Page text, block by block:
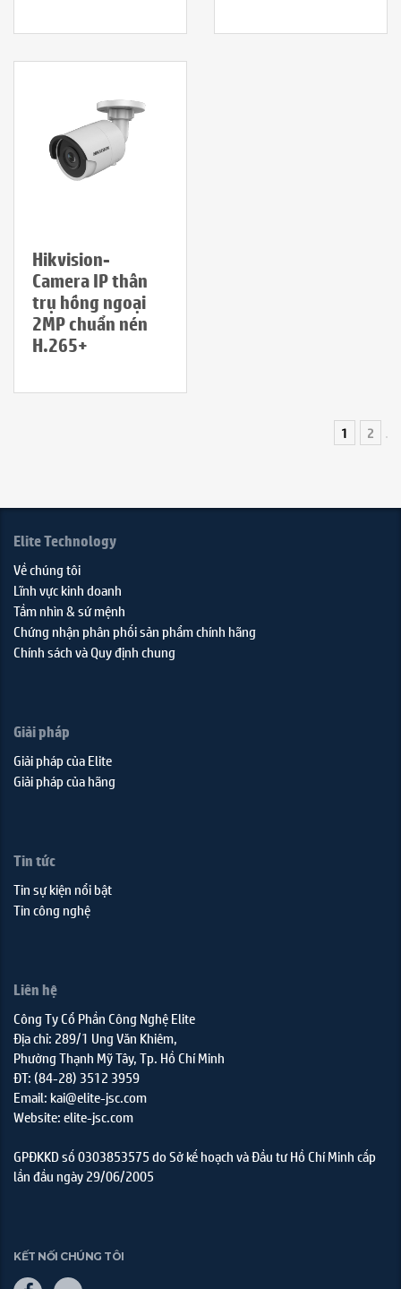
Hikvision-
Camera IP thân
trụ hồng ngoại
2MP chuẩn nén
H.265+
1 2
Elite Technology
Về chúng tôi
Lĩnh vực kinh doanh
Tầm nhìn & sứ mệnh
Chứng nhận phân phối sản phẩm chính hãng
Chính sách và Quy định chung
Giải pháp
Giải pháp của Elite
Giải pháp của hãng
Tin tức
Tin sự kiện nổi bật
Tin công nghệ
Liên hệ
Công Ty Cổ Phần Công Nghệ Elite
Địa chỉ: 289/1 Ung Văn Khiêm,
Phường Thạnh Mỹ Tây, Tp. Hồ Chí Minh
ĐT: (84-28) 3512 3959
Email: kai@elite-jsc.com
Website: elite-jsc.com
GPĐKKD số 0303853575 do Sở kế hoạch và Đầu tư Hồ Chí Minh cấp
lần đầu ngày 29/06/2005
KẾT NỐI CHÚNG TÔI